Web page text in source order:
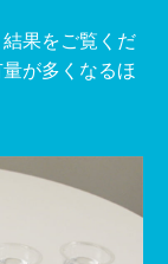
果をご覧くだ
が多くなるほ